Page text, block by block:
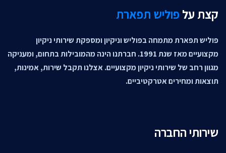
קצת על פוליש תפארת
פוליש תפארת מתמחה בפוליש וניקיון ומספקת שירותי ניקיון
מקצועיים מאז שנת 1991. חברתנו הינה מהמובילות בתחום, ומעניקה
מגוון רחב של שירותי ניקיון מקצועיים. אצלנו תקבל שירות, אמינות,
תוצאות ומחירים אטרקטיביים.
שירותי החברה